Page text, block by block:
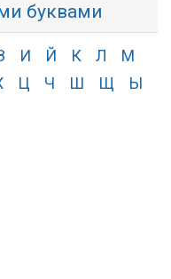
буквами
И Й К Л
М
Ц Ч Ш Щ
Ы